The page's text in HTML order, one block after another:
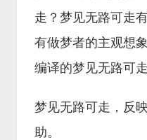
走？梦见无路可走
有做梦者的主观想
编译的梦见无路可
梦见无路可走，反
助。